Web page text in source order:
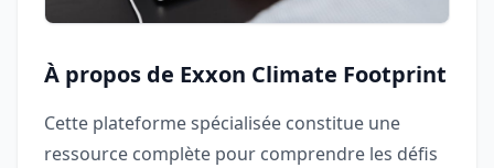
À propos de Exxon Climate Footprint
Cette plateforme spécialisée constitue une
ressource complète pour comprendre les défis